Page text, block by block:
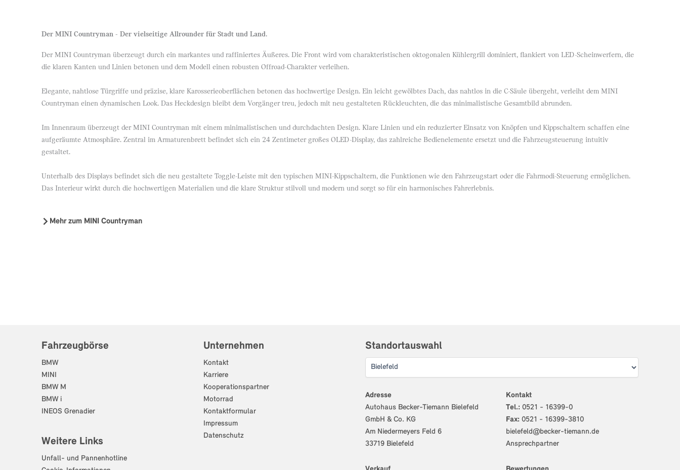
Der MINI Countryman - Der vielseitige Allrounder für Stadt und Land.
Der MINI Countryman überzeugt durch ein markantes und raffiniertes Äußeres. Die Front wird vom charakteristischen oktogonalen Kühlergrill dominiert, flankiert von LED-Scheinwerfern, die
die klaren Kanten und Linien betonen und dem Modell einen robusten Offroad-Charakter verleihen.
Elegante, nahtlose Türgriffe und präzise, klare Karosserieoberflächen betonen das hochwertige Design. Ein leicht gewölbtes Dach, das nahtlos in die C-Säule übergeht, verleiht dem MINI
Countryman einen dynamischen Look. Das Heckdesign bleibt dem Vorgänger treu, jedoch mit neu gestalteten Rückleuchten, die das minimalistische Gesamtbild abrunden.
Im Innenraum überzeugt der MINI Countryman mit einem minimalistischen und durchdachten Design. Klare Linien und ein reduzierter Einsatz von Knöpfen und Kippschaltern schaffen eine
aufgeräumte Atmosphäre. Zentral im Armaturenbrett befindet sich ein 24 Zentimeter großes OLED-Display, das zahlreiche Bedienelemente ersetzt und die Fahrzeugsteuerung intuitiv
gestaltet.
Unterhalb des Displays befindet sich die neu gestaltete Toggle-Leiste mit den typischen MINI-Kippschaltern, die Funktionen wie den Fahrzeugstart oder die Fahrmodi-Steuerung ermöglichen.
Das Interieur wirkt durch die hochwertigen Materialien und die klare Struktur stilvoll und modern und sorgt so für ein harmonisches Fahrerlebnis.
Mehr zum MINI Countryman
Fahrzeugbörse
BMW
MINI
BMW M
BMW i
INEOS Grenadier
Weitere Links
Unfall- und Pannenhotline
Unternehmen
Kontakt
Karriere
Kooperationspartner
Motorrad
Kontaktformular
Impressum
Datenschutz
Standortauswahl
Adresse
Autohaus Becker-Tiemann Bielefeld
GmbH & Co. KG
Am Niedermeyers Feld 6
33719 Bielefeld
Kontakt
Tel.: 0521 - 16399-0
Fax: 0521 - 16399-3810
bielefeld@becker-tiemann.de
Ansprechpartner